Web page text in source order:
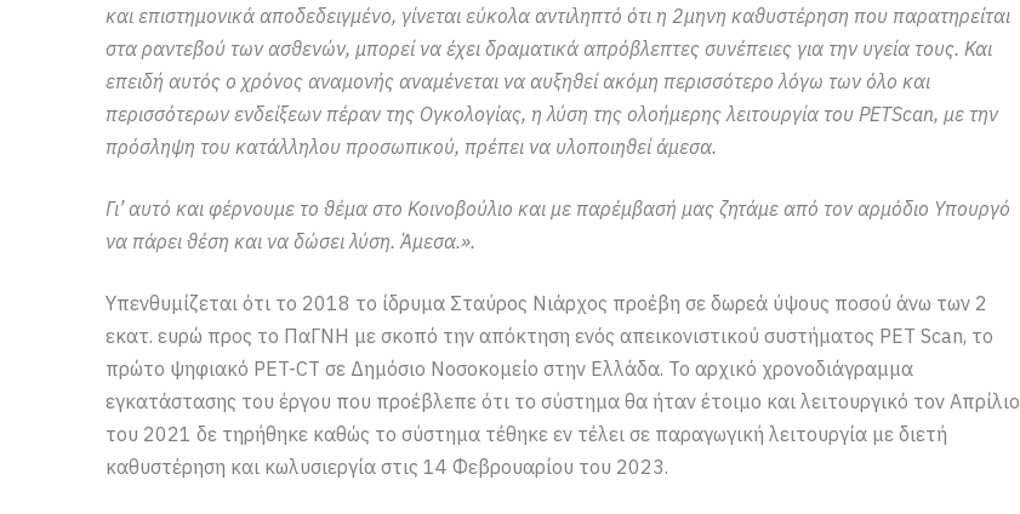
και επιστημονικά αποδεδειγμένο, γίνεται εύκολα αντιληπτό ότι η 2μηνη καθυστέρηση που παρατηρείται
στα ραντεβού των ασθενών, μπορεί να έχει δραματικά απρόβλεπτες συνέπειες για την υγεία τους. Και
επειδή αυτός ο χρόνος αναμονής αναμένεται να αυξηθεί ακόμη περισσότερο λόγω των όλο και
περισσότερων ενδείξεων πέραν της Ογκολογίας, η λύση της ολοήμερης λειτουργία του PETScan, με την
πρόσληψη του κατάλληλου προσωπικού, πρέπει να υλοποιηθεί άμεσα.
Γι’ αυτό και φέρνουμε το θέμα στο Κοινοβούλιο και με παρέμβασή μας ζητάμε από τον αρμόδιο Υπουργό
να πάρει θέση και να δώσει λύση. Άμεσα.».
Υπενθυμίζεται ότι το 2018 το ίδρυμα Σταύρος Νιάρχος προέβη σε δωρεά ύψους ποσού άνω των 2
εκατ. ευρώ προς το ΠαΓΝΗ με σκοπό την απόκτηση ενός απεικονιστικού συστήματος PET Scan, το
πρώτο ψηφιακό PET-CT σε Δημόσιο Νοσοκομείο στην Ελλάδα. Το αρχικό χρονοδιάγραμμα
εγκατάστασης του έργου που προέβλεπε ότι το σύστημα θα ήταν έτοιμο και λειτουργικό τον Απρίλιο
του 2021 δε τηρήθηκε καθώς το σύστημα τέθηκε εν τέλει σε παραγωγική λειτουργία με διετή
καθυστέρηση και κωλυσιεργία στις 14 Φεβρουαρίου του 2023.